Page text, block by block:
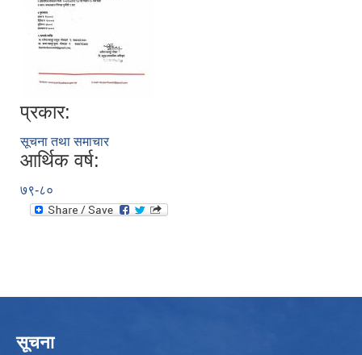
प्रकार:
सूचना तथा समाचार
आर्थिक वर्ष:
७९-८०
सूचना